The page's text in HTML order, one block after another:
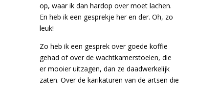
op, waar ik dan hardop over moet lachen.
En heb ik een gesprekje her en der. Oh, zo
leuk!
Zo heb ik een gesprek over goede koffie
gehad of over de wachtkamerstoelen, die
er mooier uitzagen, dan ze daadwerkelijk
zaten. Over de karikaturen van de artsen die